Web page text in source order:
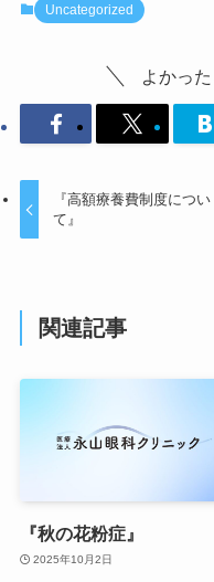
Uncategorized
よかっ
『高額療養費制度につい
て』
関連記事
『秋の花粉症』
2025年10月2日